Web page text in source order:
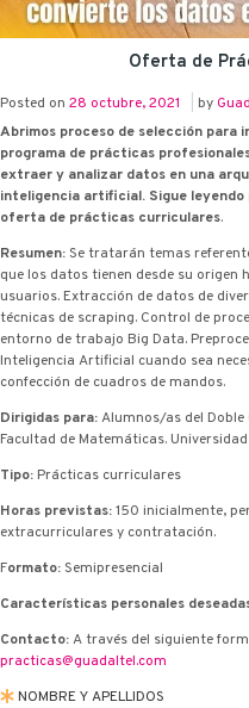
Oferta de
Posted on 28 octubre, 2021 by
Abrimos proceso de selección para
programa de prácticas
extraer y analizar datos en una
inteligencia artificial. Sigue
oferta de prácticas curriculares.
Resumen:Se tratarán temas
que los datos tienen desde su
usuarios. Extracción de datos de
técnicas de scraping. Control de
entorno de trabajo Big Data.
Inteligencia Artificial cuando sea
confección de cuadros de mandos.
Dirigidas para:Alumnos/as del
Facultad de Matemáticas.
Tipo: Prácticas curriculares
Horas previstas:150 inicialmente,
extracurriculares y contratación.
Formato:Semipresencial
Características personales
Contacto:A través del siguiente
practicas@guadaltel.com
NOMBRE Y APELLIDOS